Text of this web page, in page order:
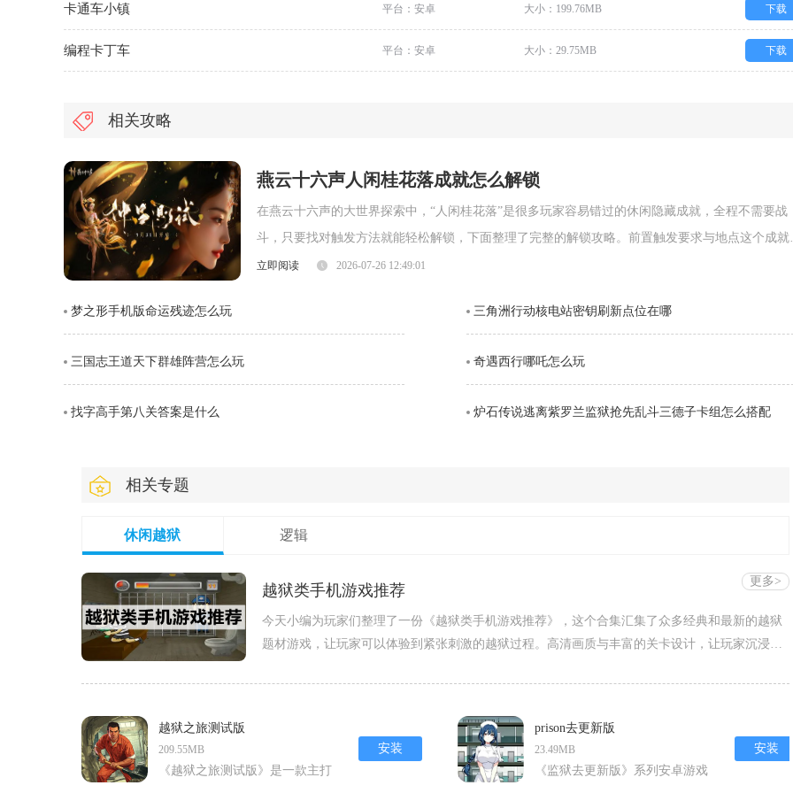
卡通车小镇 平台：安卓 大小：199.76MB 下载
编程卡丁车 平台：安卓 大小：29.75MB 下载
相关攻略
燕云十六声人闲桂花落成就怎么解锁
在燕云十六声的大世界探索中，“人闲桂花落”是很多玩家容易错过的休闲隐藏成就，全程不需要战
斗，只要找对触发方法就能轻松解锁，下面整理了完整的解锁攻略。前置触发要求与地点这个成就
属于主线引导奇遇，需要玩家主动前往触发点：打开地图定位到中部区域的静难驿，往东北方向
立即阅读 2026-07-26 12:49:01
梦之形手机版命运残迹怎么玩 三角洲行动核电站密钥刷新点位在哪
三国志王道天下群雄阵营怎么玩 奇遇西行哪吒怎么玩
找字高手第八关答案是什么 炉石传说逃离紫罗兰监狱抢先乱斗三德子卡组怎么搭配
相关专题
休闲越狱 逻辑
更多>
越狱类手机游戏推荐
今天小编为玩家们整理了一份《越狱类手机游戏推荐》，这个合集汇集了众多经典和最新的越狱
题材游戏，让玩家可以体验到紧张刺激的越狱过程。高清画质与丰富的关卡设计，让玩家沉浸在
越狱之旅测试版
209.55MB
《越狱之旅测试版》是一款主打
安装
prison去更新版
23.49MB
《监狱去更新版》系列安卓游戏
安装